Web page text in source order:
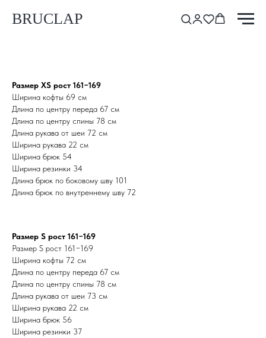
BRUCLAP
Размер XS рост 161−169
Ширина кофты 69 см
Длина по центру переда 67 см
Длина по центру спины 78 см
Длина рукава от шеи 72 см
Ширина рукава 22 см
Ширина брюк 54
Ширина резинки 34
Длина брюк по боковому шву 101
Длина брюк по внутреннему шву 72
Размер S рост 161−169
Размер S рост 161−169
Ширина кофты 72 см
Длина по центру переда 67 см
Длина по центру спины 78 см
Длина рукава от шеи 73 см
Ширина рукава 22 см
Ширина брюк 56
Ширина резинки 37